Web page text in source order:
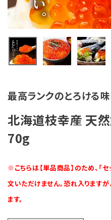
単品商品
感動いちばのこだわり
カンドーマガジン
とついようこの「浜ばか♡の部屋
お客様の声〈レビュー紹介〉
ご利用ガイド
会員登録
最高ランクのとろける味
北海道枝幸産 天
70g
※こちらは【単品商品】のため、「
文いただけません。恐れ入ります
ます。